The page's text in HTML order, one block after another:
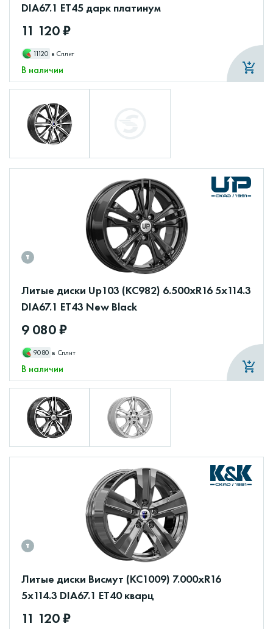
DIA67.1 ET45 дарк платинум
11 120 ₽
11120 в Сплит
В наличии
Литые диски Up103 (КС982) 6.500xR16 5x114.3
DIA67.1 ET43 New Black
9 080 ₽
9080 в Сплит
В наличии
Литые диски Висмут (КС1009) 7.000xR16
5x114.3 DIA67.1 ET40 кварц
11 120 ₽